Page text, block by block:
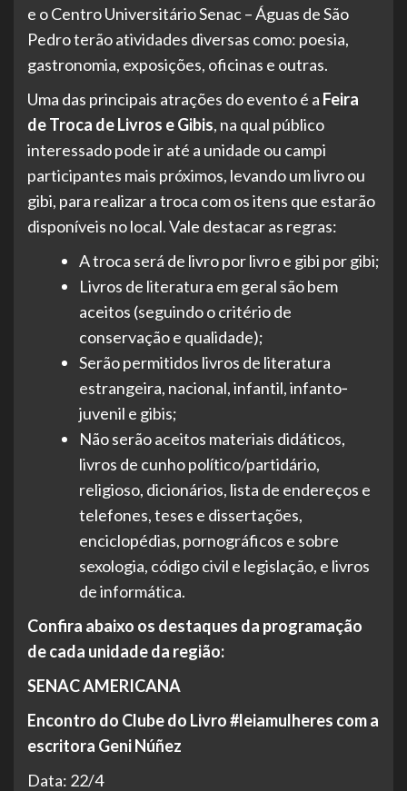
e o Centro Universitário Senac – Águas de São
Pedro terão atividades diversas como: poesia,
gastronomia, exposições, oficinas e outras.
Uma das principais atrações do evento é a Feira
de Troca de Livros e Gibis, na qual público
interessado pode ir até a unidade ou campi
participantes mais próximos, levando um livro ou
gibi, para realizar a troca com os itens que estarão
disponíveis no local. Vale destacar as regras:
A troca será de livro por livro e gibi por gibi;
Livros de literatura em geral são bem
aceitos (seguindo o critério de
conservação e qualidade);
Serão permitidos livros de literatura
estrangeira, nacional, infantil, infanto‐
juvenil e gibis;
Não serão aceitos materiais didáticos,
livros de cunho político/partidário,
religioso, dicionários, lista de endereços e
telefones, teses e dissertações,
enciclopédias, pornográficos e sobre
sexologia, código civil e legislação, e livros
de informática.
Confira abaixo os destaques da programação
de cada unidade da região:
SENAC AMERICANA
Encontro do Clube do Livro #leiamulheres com a
escritora Geni Núñez
Data: 22/4